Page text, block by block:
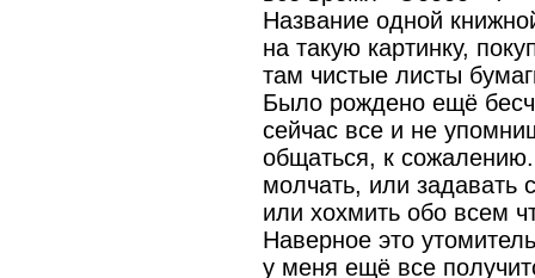
Название одной
на такую картинку,
там чистые листы
Было рождено ещё
сейчас все и не
общаться, к
молчать, или задавать
или хохмить обо всем
Наверное это
у меня ещё все